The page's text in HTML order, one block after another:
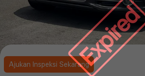
Expired
Ajukan Inspeksi Sekarang